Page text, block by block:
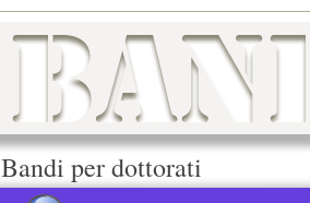
Bandi per dottorati